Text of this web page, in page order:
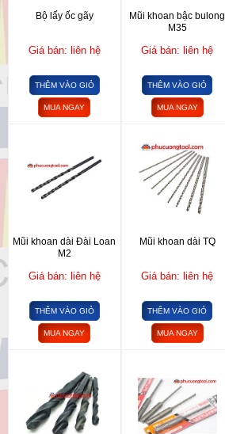
Bộ lấy ốc gãy
Giá bán: liên hệ
THÊM VÀO GIỎ
MUA NGAY
Mũi khoan bậc bulong
M35
Giá bán: liên hệ
THÊM VÀO GIỎ
MUA NGAY
Mũi khoan dài Đài Loan
M2
Giá bán: liên hệ
THÊM VÀO GIỎ
MUA NGAY
Mũi khoan dài TQ
Giá bán: liên hệ
THÊM VÀO GIỎ
MUA NGAY